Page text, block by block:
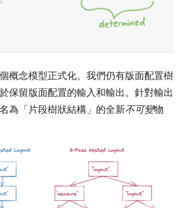
概念模型正式化。我們仍有版面配置樹
保留版面配置的輸入和輸出。針對輸出
為「片段樹狀結構」的全新不可變物